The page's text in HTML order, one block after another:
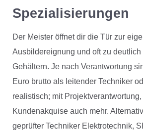
Spezialisierungen
Der Meister öffnet dir die Tür zur
Ausbildereignung und oft zu deutlich
Gehältern. Je nach Verantwortung
Euro brutto als leitender Techniker
realistisch; mit
Kundenakquise auch mehr.
geprüfter Techniker Elektrotechnik,